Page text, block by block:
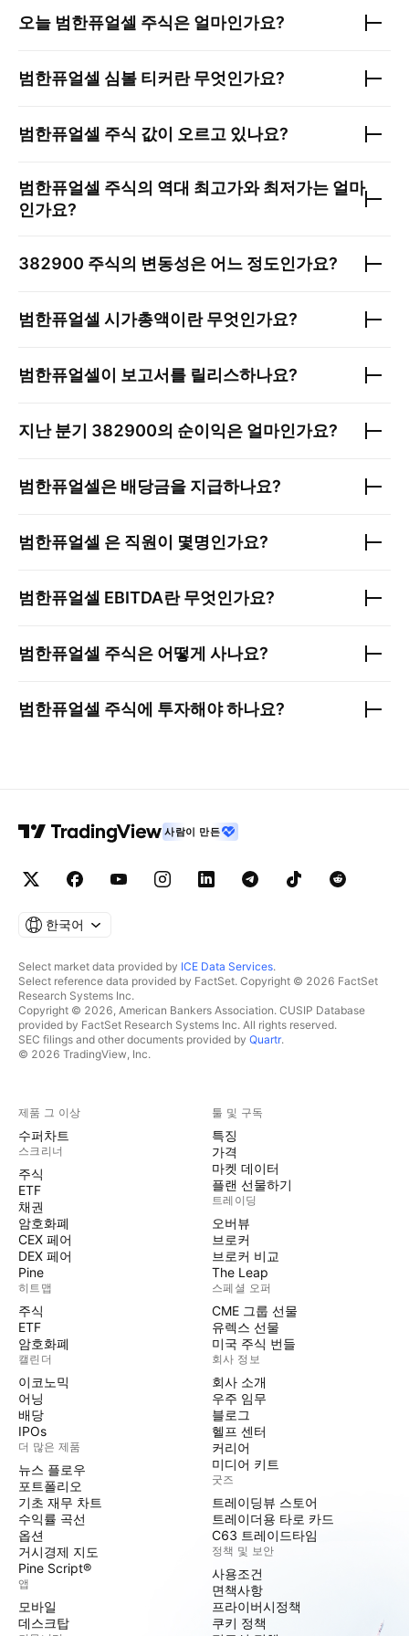
오늘 범한퓨얼셀 주식은 얼마인가요?
범한퓨얼셀 심볼 티커란 무엇인가요?
범한퓨얼셀 주식 값이 오르고 있나요?
범한퓨얼셀 주식의 역대 최고가와 최저가는 얼마
인가요?
382900 주식의 변동성은 어느 정도인가요?
범한퓨얼셀 시가총액이란 무엇인가요?
범한퓨얼셀 이 보고서를 릴리스하나요?
지난 분기 382900의 순이익은 얼마인가요?
범한퓨얼셀 은 배당금을 지급하나요?
범한퓨얼셀 은 직원이 몇명인가요?
범한퓨얼셀 EBITDA란 무엇인가요?
범한퓨얼셀 주식은 어떻게 사나요?
범한퓨얼셀 주식에 투자해야 하나요?
사람이 만든
한국어
Select market data provided by ICE Data Services.
Select reference data provided by FactSet. Copyright © 2026 FactSet
Research Systems Inc.
Copyright © 2026, American Bankers Association. CUSIP Database
provided by FactSet Research Systems Inc. All rights reserved.
SEC filings and other documents provided by Quartr.
© 2026 TradingView, Inc.
제품 그 이상
수퍼차트
스크리너
주식
ETF
채권
암호화폐
CEX 페어
DEX 페어
Pine
히트맵
주식
ETF
암호화폐
캘린더
이코노믹
어닝
배당
IPOs
더 많은 제품
뉴스 플로우
포트폴리오
기초 재무 차트
수익률 곡선
옵션
거시경제 지도
Pine Script®
앱
모바일
데스크탑
툴 및 구독
특징
가격
마켓 데이터
플랜 선물하기
트레이딩
오버뷰
브로커
브로커 비교
The Leap
스페셜 오퍼
CME 그룹 선물
유렉스 선물
미국 주식 번들
회사 정보
회사 소개
우주 임무
블로그
헬프 센터
커리어
미디어 키트
굿즈
트레이딩뷰 스토어
트레이더용 타로 카드
C63 트레이드타임
정책 및 보안
사용조건
면책사항
프라이버시정책
쿠키 정책